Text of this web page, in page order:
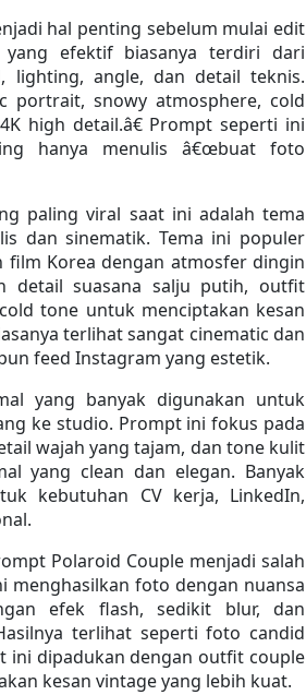
hal penting sebelum mulai edit
efektif biasanya terdiri dari
lighting, angle, dan detail teknis.
portrait, snowy atmosphere, cold
high detail.â€ Prompt seperti ini
hanya menulis â€œbuat foto
paling viral saat ini adalah tema
dan sinematik. Tema ini populer
film Korea dengan atmosfer dingin
detail suasana salju putih, outfit
tone untuk menciptakan kesan
terlihat sangat cinematic dan
feed Instagram yang estetik.
yang banyak digunakan untuk
ke studio. Prompt ini fokus pada
wajah yang tajam, dan tone kulit
yang clean dan elegan. Banyak
kebutuhan CV kerja, LinkedIn,
Polaroid Couple menjadi salah
menghasilkan foto dengan nuansa
efek flash, sedikit blur, dan
terlihat seperti foto candid
ini dipadukan dengan outfit couple
kesan vintage yang lebih kuat.